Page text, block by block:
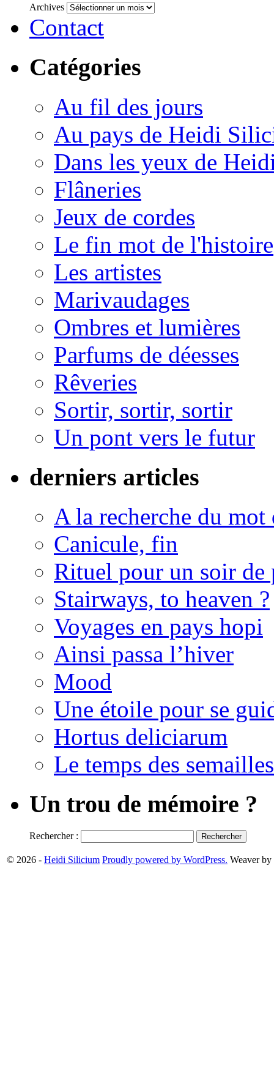
Archives
Contact
Catégories
Au fil des jours
Au pays de Heidi
Dans les yeux de
Flâneries
Jeux de cordes
Le fin mot de l'histoire
Les artistes
Marivaudages
Ombres et lumières
Parfums de déesses
Rêveries
Sortir, sortir, sortir
Un pont vers le futur
derniers articles
A la recherche du mot
Canicule, fin
Rituel pour un soir de
Stairways, to heaven ?
Voyages en pays hopi
Ainsi passa l’hiver
Mood
Une étoile pour se
Hortus deliciarum
Le temps des semailles
Un trou de mémoire ?
Rechercher :
© 2026 - Heidi Silicium Proudly powered by WordPress. Weaver